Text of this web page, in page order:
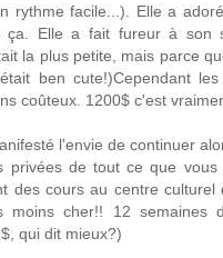
rythme facile...). Elle a
ça. Elle a fait fureur à son
la plus petite, mais parce
ben cute!)Cependant
coûteux. 1200$ c'est
l'envie de continuer
privées de tout ce que vous
des cours au centre culturel
moins cher!! 12 semaines
qui dit mieux?)